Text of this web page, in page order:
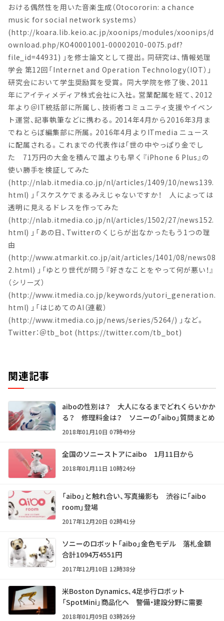
おける偶然性を用いた音楽生成（Otocororin: a chance
music for social network systems）
(http://koara.lib.keio.ac.jp/xoonips/modules/xoonips/d
ownload.php/KO40001001-00002010-0075.pdf?
file_id=44931) 」を修士論文として提出。同研究は、情報処理
学会 第12回「Internet and Operation Technology（IOT）」
研究会において学生奨励賞を受賞。 同大学院を修了後、2011
年にアイティメディア株式会社に入社。営業配属を経て、2012
年より＠IT統括部に所属し、技術者コミュニティ支援やイベン
ト運営、記事執筆などに携わる。2014年4月から2016年3月ま
でねとらぼ編集部に所属。2016年4月よりITmedia ニュース
に配属される。これまでの代表作は「世の中やっぱり金でし
た 71万円の大金を積んで誰よりも早く『iPhone 6 Plus』の
使い勝手を検証してみた
(http://nlab.itmedia.co.jp/nl/articles/1409/10/news139.
html) 」「スケスケでまるみえじゃないですか！ 人によっては
透明に見えるドレスを作ってみた
(http://nlab.itmedia.co.jp/nl/articles/1502/27/news152.
html) 」「あの日、Twitterのくじらが出なかったもう1つの理
由
(http://www.atmarkit.co.jp/ait/articles/1401/08/news08
2.html) 」「ゆとり世代が問う『好きなことをやって何が悪い！』
（シリーズ）
(http://www.itmedia.co.jp/keywords/yutori_generation.
html) 」「はじめてのAI（連載）
(http://www.itmedia.co.jp/news/series/5264/) 」など。
Twitter：＠tb_bot (https://twitter.com/tb_bot)
関連記事
aiboの性別は？ 大人になるまでどれくらいかか
る？ 修理料金は？ ソニーの「aibo」質問まとめ
2018年01月10日 07時49分
全国のソニーストアにaibo 1月11日から
2018年01月11日 10時24分
「aibo」と触れ合い、写真撮影も 渋谷に「aibo
room」登場
2017年12月20日 02時41分
ソニーのロボット「aibo」金色モデル 落札金額
合計1094万4551円
2017年12月10日 12時38分
米Boston Dynamics、4足歩行ロボット
「SpotMini」商品化へ 警備・建設分野に需要
2018年01月09日 03時26分